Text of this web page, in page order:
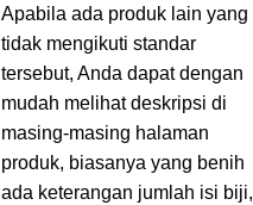
Apabila ada produk lain yang
tidak mengikuti standar
tersebut, Anda dapat dengan
mudah melihat deskripsi di
masing-masing halaman
produk, biasanya yang benih
ada keterangan jumlah isi biji,